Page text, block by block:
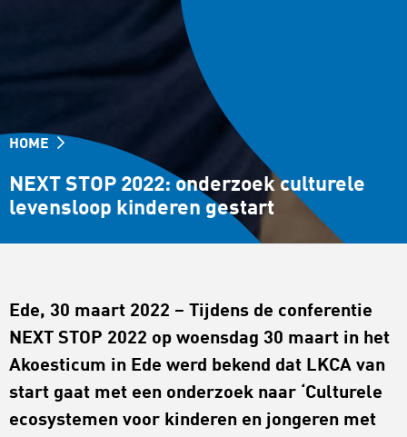
HOME
NEXT STOP 2022: onderzoek culturele
levensloop kinderen gestart
Ede, 30 maart 2022 – Tijdens de conferentie
NEXT STOP 2022 op woensdag 30 maart in het
Akoesticum in Ede werd bekend dat LKCA van
start gaat met een onderzoek naar ‘Culturele
ecosystemen voor kinderen en jongeren met